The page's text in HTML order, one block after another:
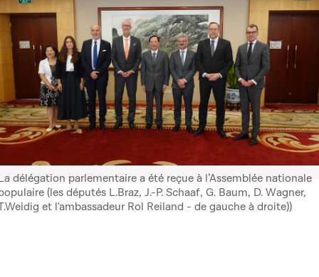
délégation parlementaire a été reçue à l’Assemblée nationale
(les députés L.Braz, J.-P. Schaaf, G. Baum, D. Wagner,
et l'ambassadeur Rol Reiland - de gauche à droite))